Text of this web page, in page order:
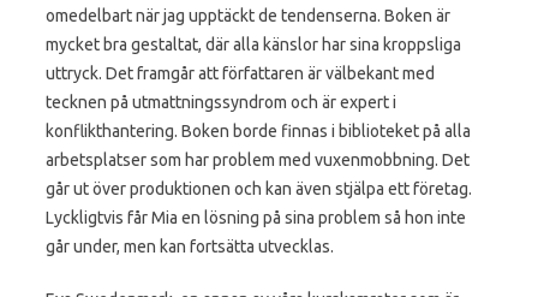
omedelbart när jag upptäckt de tendenserna. Boken är
mycket bra gestaltat, där alla känslor har sina kroppsliga
uttryck. Det framgår att författaren är välbekant med
tecknen på utmattningssyndrom och är expert i
konflikthantering. Boken borde finnas i biblioteket på alla
arbetsplatser som har problem med vuxenmobbning. Det
går ut över produktionen och kan även stjälpa ett företag.
Lyckligtvis får Mia en lösning på sina problem så hon inte
går under, men kan fortsätta utvecklas.